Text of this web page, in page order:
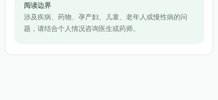
阅读边界
涉及疾病、药物、孕产妇、儿童、老年人或慢性病的问
题，请结合个人情况咨询医生或药师。